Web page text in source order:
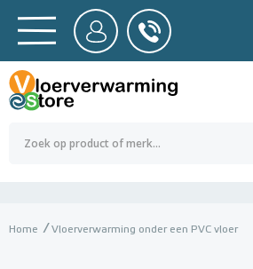
BTW
0,00
Home Vloerverwarming onder een PVC vloer